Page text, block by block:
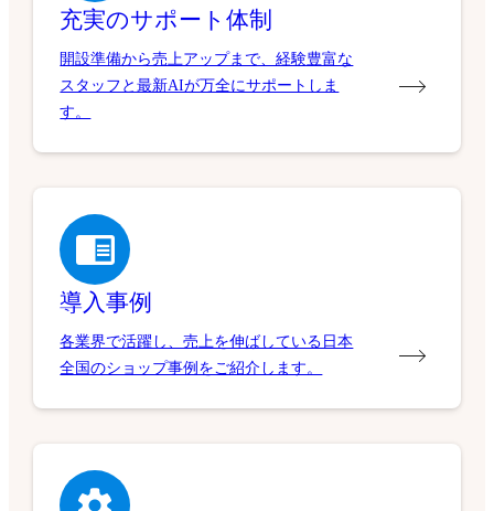
充実のサポート体制
開設準備から売上アップまで、経験豊富な
スタッフと最新AIが万全にサポートしま
す。
導入事例
各業界で活躍し、売上を伸ばしている日本
全国のショップ事例をご紹介します。